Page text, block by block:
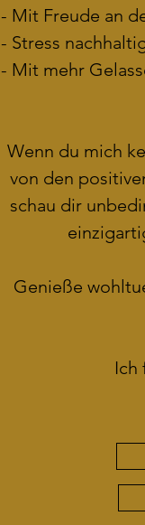
- Mit Freude an
- Stress
- Mit mehr
Wenn du mich
von den
schau dir
Genieße
Ich